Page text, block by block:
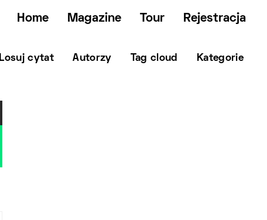
Home Magazine Tour Rejestracja
Losuj cytat Autorzy Tag cloud Kategorie